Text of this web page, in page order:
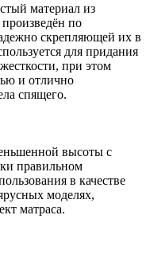
материал из
по
скрепляющей их в
для придания
при этом
и отлично
спящего.
высоты с
правильном
в качестве
моделях,
матраса.